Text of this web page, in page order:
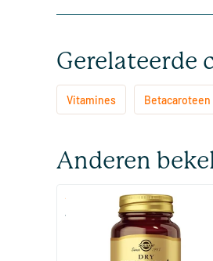
Gerelateerde
Vitamines Betacaroteen
Anderen
(10)
Vitamin A 5000 IU (vitamine A)
100 tabletten